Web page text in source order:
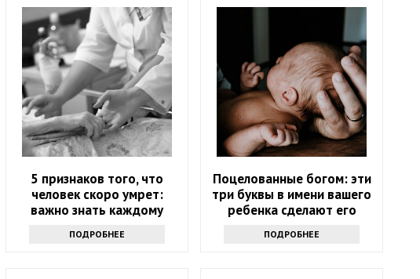
5 признаков того, что
человек скоро умрет:
важно знать каждому
ПОДРОБНЕЕ
Поцелованные богом: эти
три буквы в имени вашего
ребенка сделают его
ПОДРОБНЕЕ